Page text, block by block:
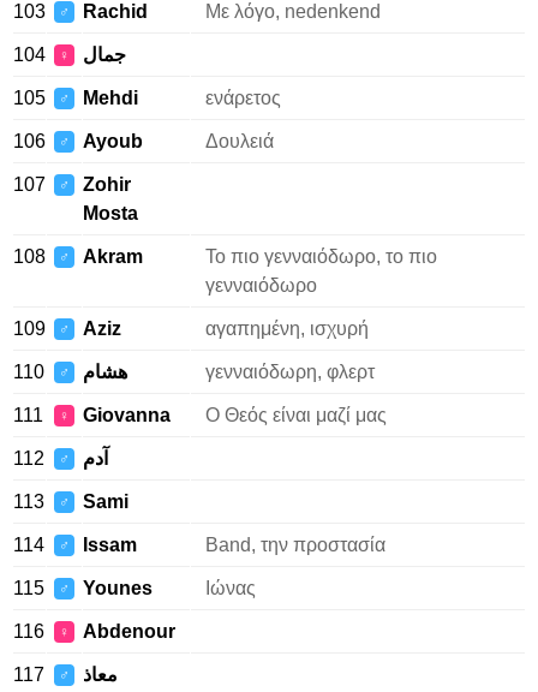
103 ♂ Rachid Με λόγο, nedenkend
104 ♀ جمال
105 ♂ Mehdi ενάρετος
106 ♂ Ayoub Δουλειά
107 ♂
Zohir
Mosta
108 ♂ Akram
Το πιο γενναιόδωρο, το πιο
γενναιόδωρο
109 ♂ Aziz αγαπημένη, ισχυρή
110 ♂ هشام γενναιόδωρη, φλερτ
111 ♀ Giovanna Ο Θεός είναι μαζί μας
112 ♂ آدم
113 ♂ Sami
114 ♂ Issam Band, την προστασία
115 ♂ Younes Ιώνας
116 ♀ Abdenour
117 ♂ معاذ